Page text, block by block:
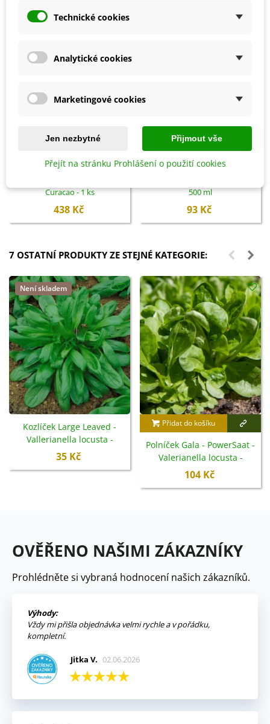
Přidat do košíku
Curacao - 1 ks
438 Kč
Přidat do košíku
500 ml
93 Kč
7 OSTATNÍ PRODUKTY ZE STEJNÉ KATEGORIE:
Není skladem
Kozlíček Large Leaved -
Vallerianella locusta -
semena - 150 ks
35 Kč
Přidat do košíku
Polníček Gala - PowerSaat -
Valerianella locusta -
semena Kiepenkerl - 1 ks
104 Kč
OVĚŘENO NAŠIMI ZÁKAZNÍKY
Prohlédněte si vybraná hodnocení našich zákazníků.
Výhody:
Vždy mi přišla objednávka velmi rychle a v pořádku,
kompletní.
Jitka V. 02.06.2026
Technické cookies
Analytické cookies
Marketingové cookies
Jen nezbytné Přijmout vše
Přejít na stránku Prohlášení o použití cookies